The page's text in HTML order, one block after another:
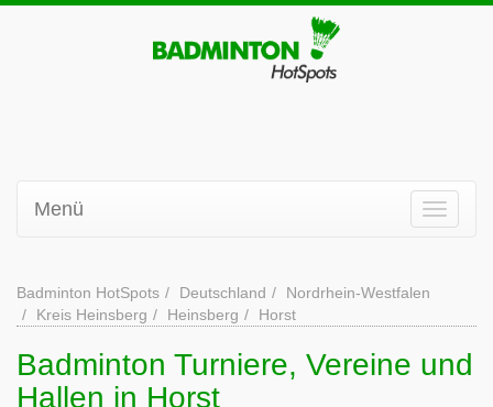
Menü
Badminton HotSpots Deutschland
Nordrhein-Westfalen
Kreis Heinsberg
Heinsberg Horst
Badminton Turniere, Vereine und
Hallen in Horst